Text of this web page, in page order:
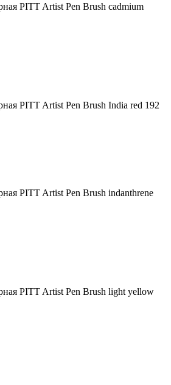
PITT Artist Pen Brush cadmium
PITT Artist Pen Brush India red 192
PITT Artist Pen Brush indanthrene
PITT Artist Pen Brush light yellow